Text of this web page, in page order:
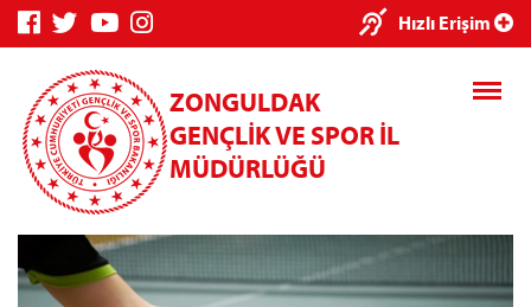
Hızlı Erişim
ZONGULDAK
GENÇLİK VE SPOR İL
MÜDÜRLÜĞÜ
×
Genç Bilgi
Sistemi
Sistemi
İşlemleri